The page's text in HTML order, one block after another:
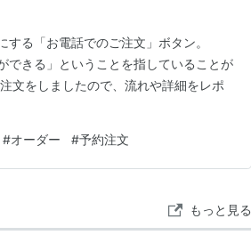
る「お電話でのご注文」ボタン。
できる」ということを指していることが
文をしましたので、流れや詳細をレポ
#オーダー #予約注文
もっと見る